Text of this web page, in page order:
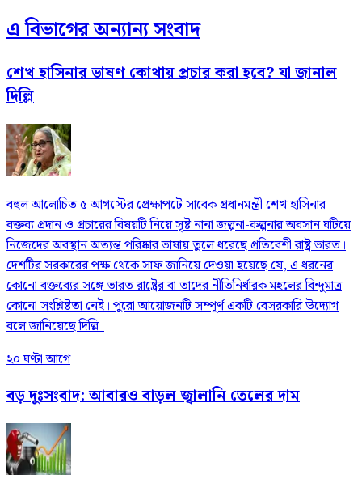
এ বিভাগের অন্যান্য সংবাদ
শেখ হাসিনার ভাষণ কোথায় প্রচার করা হবে? যা জানাল
দিল্লি
বহুল আলোচিত ৫ আগস্টের প্রেক্ষাপটে সাবেক প্রধানমন্ত্রী শেখ হাসিনার
বক্তব্য প্রদান ও প্রচারের বিষয়টি নিয়ে সৃষ্ট নানা জল্পনা-কল্পনার অবসান ঘটিয়ে
নিজেদের অবস্থান অত্যন্ত পরিষ্কার ভাষায় তুলে ধরেছে প্রতিবেশী রাষ্ট্র ভারত।
দেশটির সরকারের পক্ষ থেকে সাফ জানিয়ে দেওয়া হয়েছে যে, এ ধরনের
কোনো বক্তব্যের সঙ্গে ভারত রাষ্ট্রের বা তাদের নীতিনির্ধারক মহলের বিন্দুমাত্র
কোনো সংশ্লিষ্টতা নেই। পুরো আয়োজনটি সম্পূর্ণ একটি বেসরকারি উদ্যোগ
বলে জানিয়েছে দিল্লি।
২০ ঘণ্টা আগে
বড় দুঃসংবাদ: আবারও বাড়ল জ্বালানি তেলের দাম